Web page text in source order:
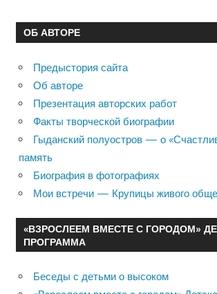
ОБ АВТОРЕ
Предыстория сайта
Об авторе
Презентация авторских работ
Факты творческой биографии
Гыданский полуостров — о
память
Биография в фотографиях
Мои встречи — Крупицы живого
«ВЗРОСЛЕЕМ ВМЕСТЕ С ГОРОДОМ»
ПРОГРАММА
Беседы с детьми о высоком